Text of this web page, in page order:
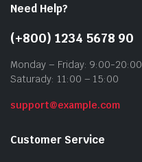
Need Help?
(+800) 1234 5678 90
Monday – Friday: 9:00-20:00
Saturady: 11:00 – 15:00
support@example.com
Customer Service